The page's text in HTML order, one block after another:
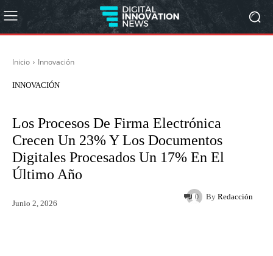
Inicio Innovación
INNOVACIÓN
Los Procesos De Firma Electrónica
Crecen Un 23% Y Los Documentos
Digitales Procesados Un 17% En El
Último Año
By Redacción
Junio 2, 2026
0